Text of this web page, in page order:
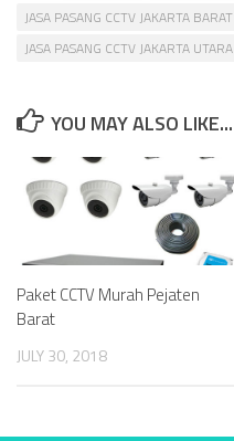
JASA PASANG CCTV JAKARTA BARAT
JASA PASANG CCTV JAKARTA UTARA
YOU MAY ALSO LIKE...
Paket CCTV Murah Pejaten
Barat
JULY 30, 2018